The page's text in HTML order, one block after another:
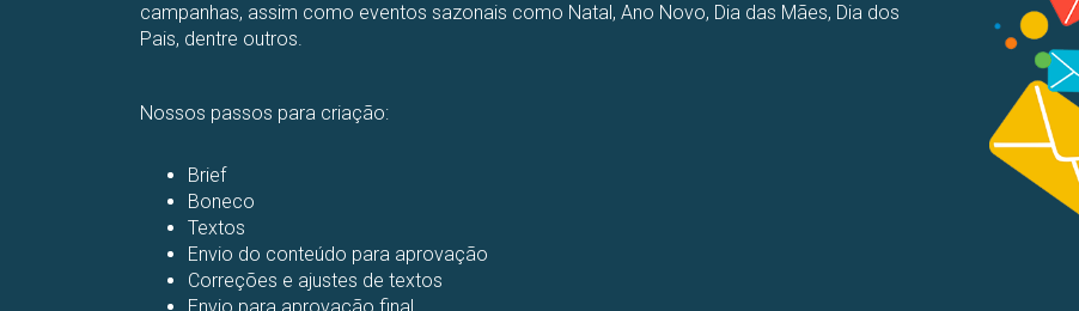
campanhas, assim como eventos sazonais como Natal, Ano Novo, Dia das Mães, Dia dos
Pais, dentre outros.
Nossos passos para criação:
Brief
Boneco
Textos
Envio do conteúdo para aprovação
Correções e ajustes de textos